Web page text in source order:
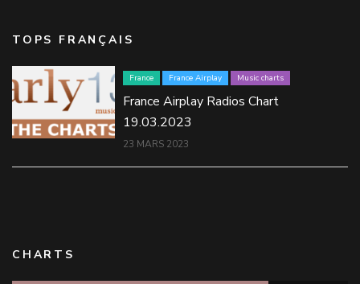
TOPS FRANÇAIS
France France Airplay Music charts
France Airplay Radios Chart
19.03.2023
23 MARS 2023
CHARTS